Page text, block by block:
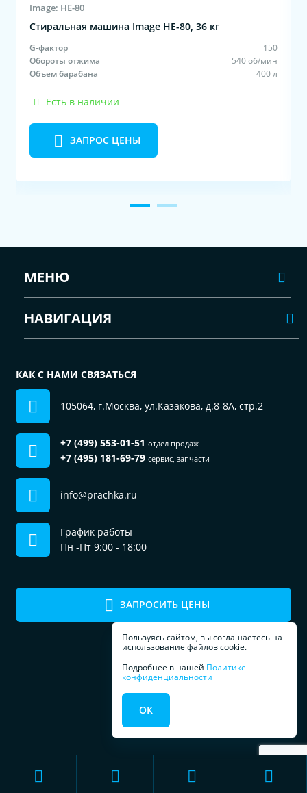
Image: HE-80
Стиральная машина Image HE-80, 36 кг
G-фактор
150
Обороты отжима
540 об/мин
Объем барабана
400 л
Есть в наличии
ЗАПРОС ЦЕНЫ
Пользуясь сайтом, вы соглашаетесь на
использование файлов cookie.
Подробнее в нашей Политике
конфиденциальности
ОК
ПРОФЕССИОНАЛЬНОЕ
ДЛЯ ПРАЧЕЧЕЧНЫХ
ЗАПРОСИТЬ ЦЕНЫ
МЕНЮ
НАВИГАЦИЯ
КАК С НАМИ СВЯЗАТЬСЯ
105064, г.Москва, ул.Казакова, д.8-8А, стр.2
+7 (499) 553-01-51 отдел продаж
+7 (495) 181-69-79 сервис, запчасти
info@prachka.ru
График работы
Пн -Пт 9:00 - 18:00